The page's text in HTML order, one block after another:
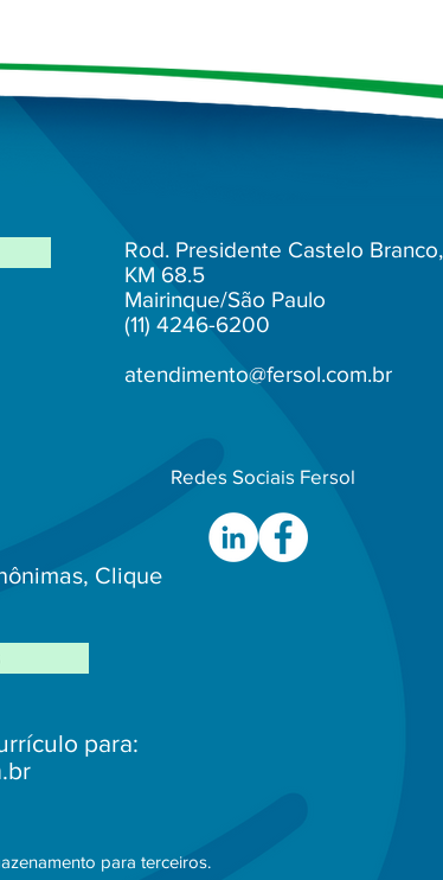
Rod. Presidente Castelo Branco,
KM 68.5
Mairinque/São Paulo
(11) 4246-6200
atendimento@fersol.com.br
Redes Sociais Fersol
Clique
para:
para terceiros.